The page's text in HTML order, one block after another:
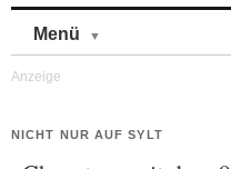
Menü
NICHT NUR AUF SYLT